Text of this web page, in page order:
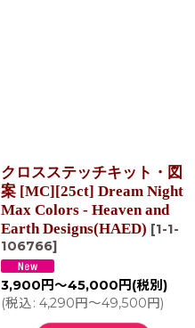
クロスステッチキット・図
案 [MC][25ct] Dream Night
Max Colors - Heaven and
Earth Designs(HAED) [1-1-
106766]
3,900 円～45,000 円 (税別)
(税込: 4,290円～49,500円)